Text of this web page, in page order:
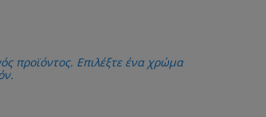
προϊόντος. Επιλέξτε ένα χρώμα